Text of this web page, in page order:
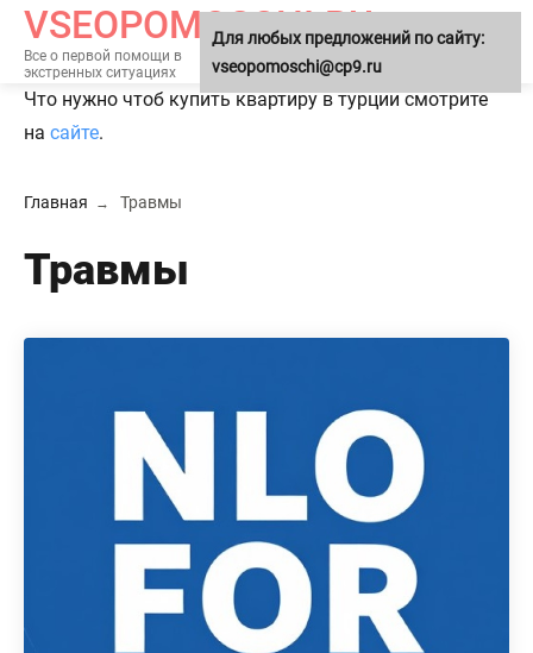
VSEOPOMOSCHI.RU
Все о первой помощи в
экстренных ситуациях
МЕНЮ
Что нужно чтоб купить квартиру в турции смотрите
на сайте.
Главная Травмы
Травмы
Для любых предложений по сайту:
vseopomoschi@cp9.ru